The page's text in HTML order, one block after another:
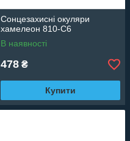
Сонцезахисні окуляри
хамелеон 810-C6
В наявності
478 ₴
Купити